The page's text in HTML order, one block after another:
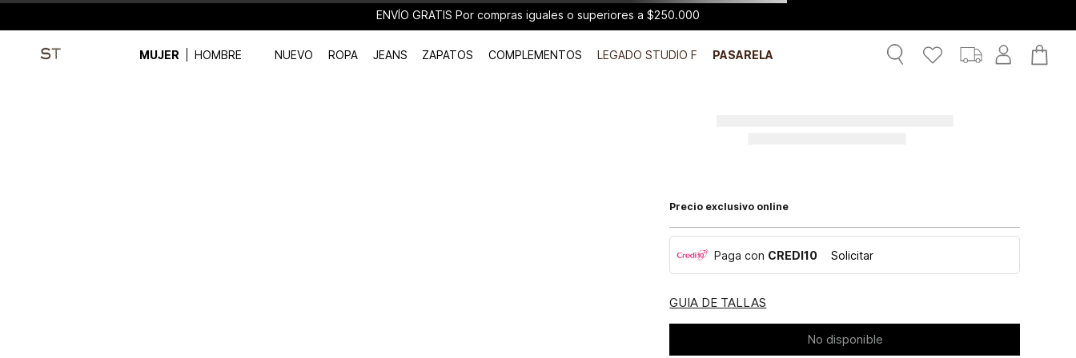
ENVÍO GRATIS Por compras iguales o superiores a $250.000
MUJER HOMBRE NUEVO ROPA JEANS ZAPATOS COMPLEMENTOS LEGADO STUDIO F PASARELA
Precio exclusivo online
Paga con CREDI10 Solicitar
GUIA DE TALLAS
No disponible